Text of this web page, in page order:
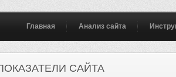
Главная Анализ сайта
САЙТА